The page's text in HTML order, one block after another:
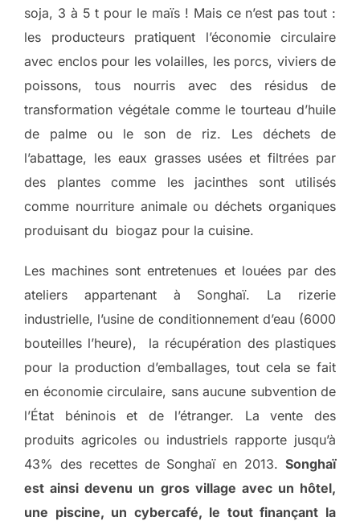
soja, 3 à 5 t pour le maïs ! Mais ce n’est pas tout :
les producteurs pratiquent l’économie circulaire
avec enclos pour les volailles, les porcs, viviers de
poissons, tous nourris avec des résidus de
transformation végétale comme le tourteau d’huile
de palme ou le son de riz. Les déchets de
l’abattage, les eaux grasses usées et filtrées par
des plantes comme les jacinthes sont utilisés
comme nourriture animale ou déchets organiques
produisant du biogaz pour la cuisine.
Les machines sont entretenues et louées par des
ateliers appartenant à Songhaï. La rizerie
industrielle, l’usine de conditionnement d’eau (6000
bouteilles l’heure), la récupération des plastiques
pour la production d’emballages, tout cela se fait
en économie circulaire, sans aucune subvention de
l’État béninois et de l’étranger. La vente des
produits agricoles ou industriels rapporte jusqu’à
43% des recettes de Songhaï en 2013. Songhaï
est ainsi devenu un gros village avec un hôtel,
une piscine, un cybercafé, le tout finançant la